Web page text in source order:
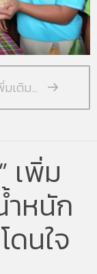
เติม...
เพิ่ม
ำหนัก
ดนใจ